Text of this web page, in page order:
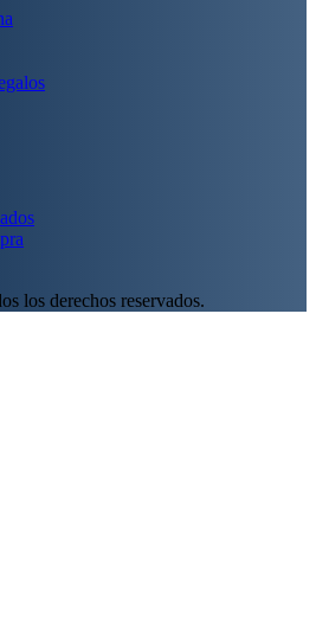
los derechos reservados.